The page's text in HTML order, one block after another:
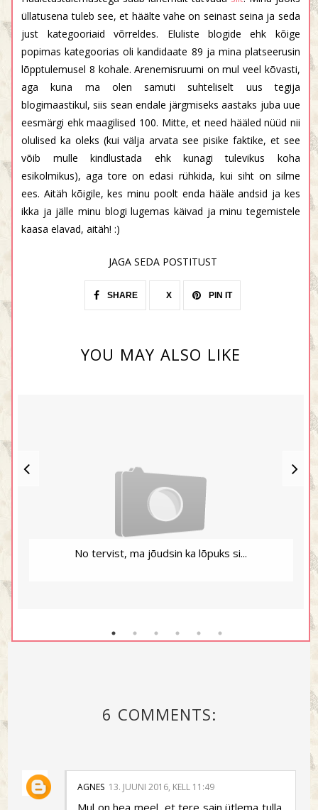
üllatusena tuleb see, et häälte vahe on seinast seina ja seda
just kategooriaid võrreldes. Eluliste blogide ehk kõige
popimas kategoorias oli kandidaate 89 ja mina platseerusin
lõpptulemusel 8 kohale. Arenemisruumi on mul veel kõvasti,
aga kuna ma olen samuti suhteliselt uus tegija
blogimaastikul, siis sean endale järgmiseks aastaks juba uue
eesmärgi ehk maagilised 100. Mitte, et need hääled nüüd nii
olulised ka oleks (kui välja arvata see pisike faktike, et see
võib mulle kindlustada ehk kunagi tulevikus koha
esikolmikus), aga tore on edasi rühkida, kui siht on silme
ees. Aitäh kõigile, kes minu poolt enda hääle andsid ja kes
ikka ja jälle minu blogi lugemas käivad ja minu tegemistele
kaasa elavad, aitäh! :)
JAGA SEDA POSTITUST
SHARE X PIN IT
YOU MAY ALSO LIKE
No tervist, ma jõudsin ka lõpuks si...
6 COMMENTS:
AGNES 13. JUUNI 2016, KELL 11:49